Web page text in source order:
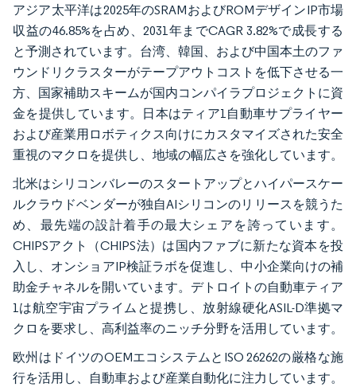
アジア太平洋は2025年のSRAMおよびROMデザインIP市場
収益の46.85%を占め、2031年までCAGR 3.82%で成長する
と予測されています。台湾、韓国、および中国本土のファ
ウンドリクラスターがテープアウトコストを低下させる一
方、国家補助スキームが国内コンパイラプロジェクトに資
金を提供しています。日本はティア1自動車サプライヤー
および産業用ロボティクス向けにカスタマイズされた安全
重視のマクロを提供し、地域の幅広さを強化しています。
北米はシリコンバレーのスタートアップとハイパースケー
ルクラウドベンダーが独自AIシリコンのリリースを競うた
め、最先端の設計着手の最大シェアを誇っています。
CHIPSアクト（CHIPS法）は国内ファブに新たな資本を投
入し、オンショアIP検証ラボを促進し、中小企業向けの補
助金チャネルを開いています。デトロイトの自動車ティア
1は航空宇宙プライムと提携し、放射線硬化ASIL-D準拠マ
クロを要求し、高利益率のニッチ分野を活用しています。
欧州はドイツのOEMエコシステムとISO 26262の厳格な施
行を活用し、自動車および産業自動化に注力しています。